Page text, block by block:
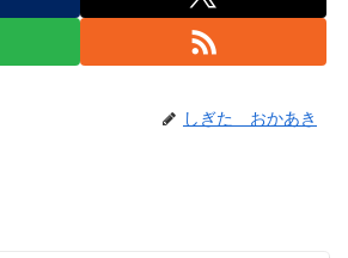
しぎた おかあき